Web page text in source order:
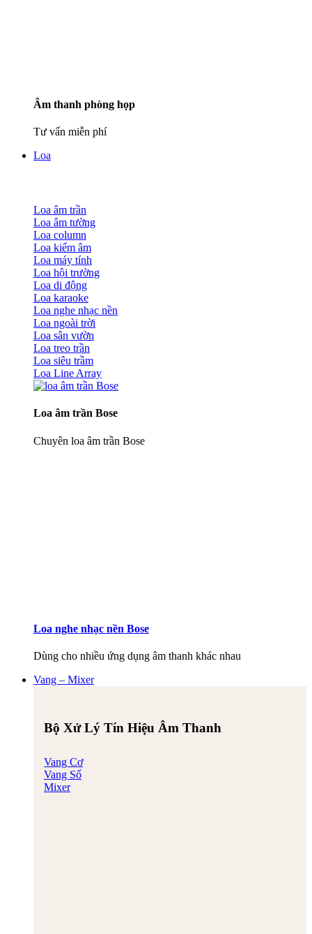
Âm thanh phòng họp
Tư vấn miễn phí
Loa
Loa âm trần
Loa âm tường
Loa column
Loa kiểm âm
Loa máy tính
Loa hội trường
Loa di động
Loa karaoke
Loa nghe nhạc nền
Loa ngoài trời
Loa sân vườn
Loa treo trần
Loa siêu trầm
Loa Line Array
Loa âm trần Bose
Chuyên loa âm trần Bose
Loa nghe nhạc nền Bose
Dùng cho nhiều ứng dụng âm thanh khác nhau
Vang – Mixer
Bộ Xử Lý Tín Hiệu Âm Thanh
Vang Cơ
Vang Số
Mixer